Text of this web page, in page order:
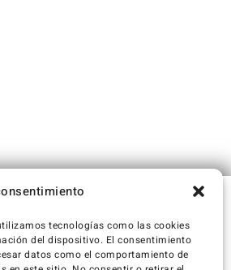
tecnologías como las cookies
del dispositivo. El consentimiento
datos como el comportamiento de